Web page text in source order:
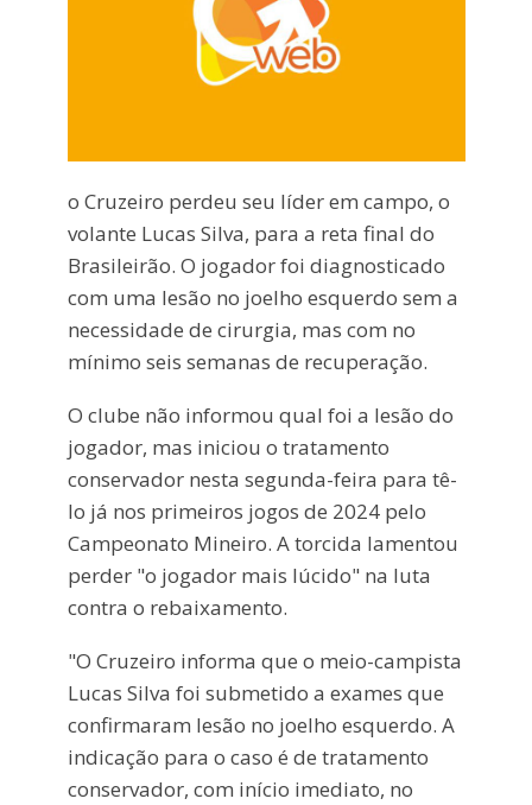
o Cruzeiro perdeu seu líder em campo, o
volante Lucas Silva, para a reta final do
Brasileirão. O jogador foi diagnosticado
com uma lesão no joelho esquerdo sem a
necessidade de cirurgia, mas com no
mínimo seis semanas de recuperação.
O clube não informou qual foi a lesão do
jogador, mas iniciou o tratamento
conservador nesta segunda-feira para tê-
lo já nos primeiros jogos de 2024 pelo
Campeonato Mineiro. A torcida lamentou
perder "o jogador mais lúcido" na luta
contra o rebaixamento.
"O Cruzeiro informa que o meio-campista
Lucas Silva foi submetido a exames que
confirmaram lesão no joelho esquerdo. A
indicação para o caso é de tratamento
conservador, com início imediato, no